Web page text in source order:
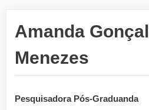
Amanda
Menezes
Pesquisadora Pós-Graduanda